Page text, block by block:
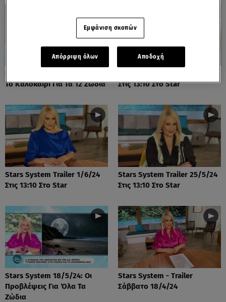
Stars System: Πώς Θα είναι
Το Καλοκαίρι Για Τα 12 Ζώδια
Στις 13:10 Στο Star
Stars System Trailer 1/6/24
Στις 13:10 Στο Star
Stars System Trailer 25/5/24
Στις 13:10 Στο Star
Stars System 18/5/24: Οι
Προβλέψεις Για Όλα Τα
Ζώδια
Stars System - Trailer
Σάββατο 18/4/24
Εμφάνιση σκοπών
Απόρριψη όλων Αποδοχή